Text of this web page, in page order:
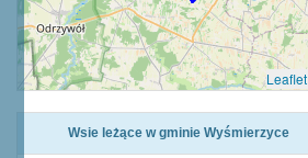
Leaflet
Wsie leżące w gminie Wyśmierzyce